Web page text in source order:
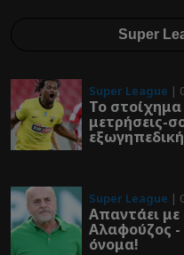
Super
Super League |
Το στοίχημα
μετρήσεις-
Super League |
Απαντάει
Αλαφούζος - Δίνει 5 εκατ. για σπουδαίο
όνομα!